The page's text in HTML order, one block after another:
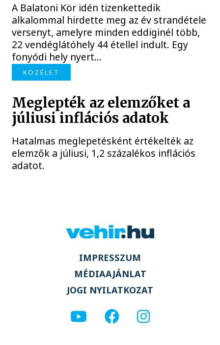
A Balatoni Kör idén tizenkettedik
alkalommal hirdette meg az év strandétele
versenyt, amelyre minden eddiginél több,
22 vendéglátóhely 44 étellel indult. Egy
fonyódi hely nyert...
KÖZÉLET
Meglepték az elemzőket a
júliusi inflációs adatok
Hatalmas meglepetésként értékelték az
elemzők a júliusi, 1,2 százalékos inflációs
adatot.
IMPRESSZUM
MÉDIAAJÁNLAT
JOGI NYILATKOZAT